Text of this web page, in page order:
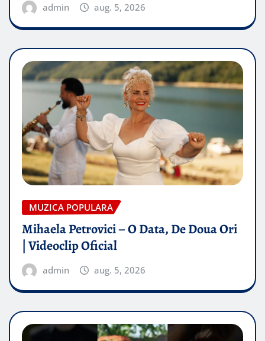
admin aug. 5, 2026
MUZICA POPULARA
Mihaela Petrovici – O Data, De Doua Ori
| Videoclip Oficial
admin aug. 5, 2026